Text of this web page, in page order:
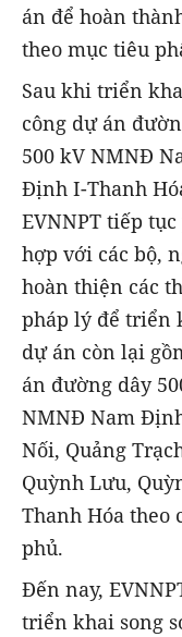
án để hoàn
theo mục tiêu
Sau khi triển
công dự án
500 kV NMNĐ
Định I-Thanh
EVNNPT tiếp
hợp với các bộ,
hoàn thiện các
pháp lý để triển
dự án còn lại
án đường dây
NMNĐ Nam
Nối, Quảng
Quỳnh Lưu,
Thanh Hóa theo
phủ.
Đến nay,
triển khai song